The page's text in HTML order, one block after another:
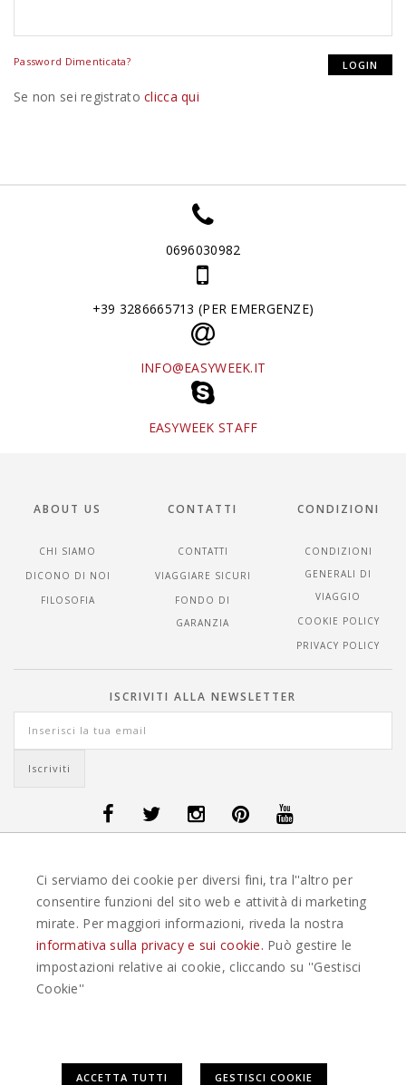
Password Dimenticata?
Se non sei registratoclicca qui
0696030982
+39 3286665713 (PER EMERGENZE)
INFO@EASYWEEK.IT
EASYWEEK STAFF
ABOUT US
CHI SIAMO
DICONO DI NOI
FILOSOFIA
CONTATTI
CONTATTI
VIAGGIARE SICURI
FONDO DI
GARANZIA
CONDIZIONI
CONDIZIONI
GENERALI DI
VIAGGIO
COOKIE POLICY
PRIVACY POLICY
ISCRIVITI ALLA NEWSLETTER
VIAGGI GUATEMALA -OFFERTE VIAGGI ISLANDA -OFFERTE VIAGGI
OFFERTE VIAGGI MAURITIUS OFFERTE VIAGGI MESSICO
OFFERTE VIAGGI NORVEGIA- OFFERTE VIAGGI PORTOGALLO-
OFFERTE VIAGGI SEYCHELLES-OFFERTE VIAGGI SPAGNA-OFFERTE
EASYWEEKS TOUR OPERATOR © 2026 COPYRIGHT EASYWEEK. TUTTI I DIRITTI
RISERVATI |
Ci serviamo dei cookie per diversi fini, tra l''altro per
consentire funzioni del sito web e attività di marketing
mirate. Per maggiori informazioni, riveda la nostra
informativa sulla privacy e sui cookie. Può gestire le
impostazioni relative ai cookie, cliccando su ''Gestisci
Cookie''
ACCETTA TUTTI GESTISCI COOKIE
Questo plugin utilizza cookie per raccogliere dati e cookie di